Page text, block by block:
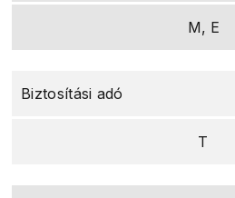
M, E
Biztosítási adó
T